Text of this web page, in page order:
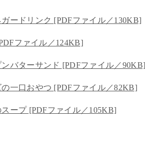
ードリンク [PDFファイル／130KB]
ファイル／124KB]
バターサンド [PDFファイル／90KB]
一口おやつ [PDFファイル／82KB]
ープ [PDFファイル／105KB]